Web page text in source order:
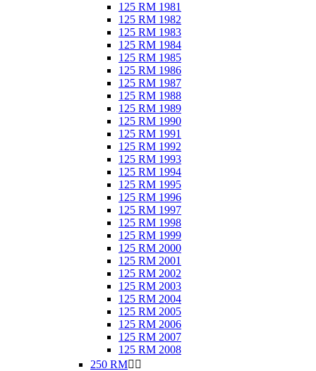
125 RM 1981
125 RM 1982
125 RM 1983
125 RM 1984
125 RM 1985
125 RM 1986
125 RM 1987
125 RM 1988
125 RM 1989
125 RM 1990
125 RM 1991
125 RM 1992
125 RM 1993
125 RM 1994
125 RM 1995
125 RM 1996
125 RM 1997
125 RM 1998
125 RM 1999
125 RM 2000
125 RM 2001
125 RM 2002
125 RM 2003
125 RM 2004
125 RM 2005
125 RM 2006
125 RM 2007
125 RM 2008
250 RM 